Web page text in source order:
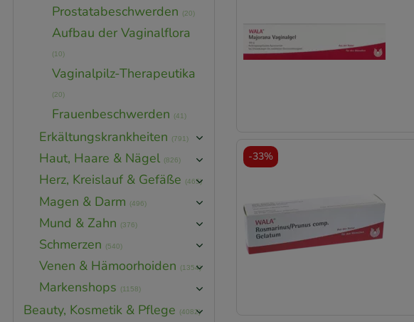
-33%
Prostatabeschwerden (20)
Aufbau der Vaginalflora
(10)
Vaginalpilz-Therapeutika
(20)
Frauenbeschwerden (41)
Erkältungskrankheiten (791)
Haut, Haare & Nägel (826)
Herz, Kreislauf & Gefäße (465)
Magen & Darm (496)
Mund & Zahn (376)
Schmerzen (540)
Venen & Hämoorhoiden (1354)
Markenshops (1158)
Beauty, Kosmetik & Pflege (4082)